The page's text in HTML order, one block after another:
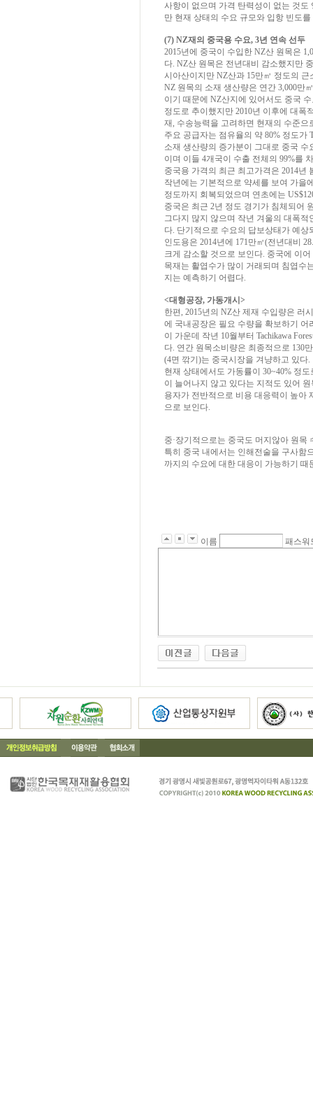
사항이 없으며 가격 탄력성이 없는 것
만 현재 상태의 수요 규모와 입항 빈도
(7) NZ재의 중국용 수요, 3년 연속 선두
2015년에 중국이 수입한 NZ산 원목은
다. NZ산 원목은 전년대비 감소했지만
시아산이지만 NZ산과 15만㎥ 정도의 근
NZ 원목의 소재 생산량은 연간 3,000만
이기 때문에 NZ산지에 있어서도 중국
정도로 추이했지만 2010년 이후에 대폭
재, 수송능력을 고려하면 현재의 수준
주요 공급자는 점유율의 약 80% 정도가
소재 생산량의 증가분이 그대로 중국
이며 이들 4개국이 수출 전체의 99%를
중국용 가격의 최근 최고가격은 2014년
작년에는 기본적으로 약세를 보여 가을
정도까지 회복되었으며 연초에는
중국은 최근 2년 정도 경기가 침체되어
그다지 많지 않으며 작년 겨울의 대폭
다. 단기적으로 수요의 답보상태가 예
인도용은 2014년에 171만㎥(전년대비
크게 감소할 것으로 보인다. 중국에 이
목재는 활엽수가 많이 거래되며 침엽수
지는 예측하기 어렵다.
<대형공장, 가동개시>
한편, 2015년의 NZ산 제재 수입량은 러
에 국내공장은 필요 수량을 확보하기 어
이 가운데 작년 10월부터 Tachikawa
다. 연간 원목소비량은 최종적으로 130
(4면 깎기)는 중국시장을 겨냥하고 있다.
현재 상태에서도 가동률이 30~40% 정
이 늘어나지 않고 있다는 지적도 있어
용자가 전반적으로 비용 대응력이 높아
으로 보인다.
중·장기적으로는 중국도 머지않아 원
특히 중국 내에서는 인해전술을 구사함
까지의 수요에 대한 대응이 가능하기
이름 패스